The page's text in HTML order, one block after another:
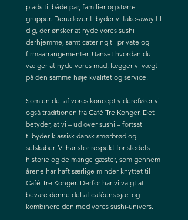
plads til både par, familier og større
grupper. Derudover tilbyder vi take-away til
dig, der ønsker at nyde vores sushi
derhjemme, samt catering til private og
firmaarrangementer. Uanset hvordan du
vælger at nyde vores mad, lægger vi vægt
på den samme høje kvalitet og service.
Som en del af vores koncept viderefører vi
også traditionen fra Café Tre Konger. Det
betyder, at vi – ud over sushi – fortsat
tilbyder klassisk dansk smørbrød og
selskaber. Vi har stor respekt for stedets
historie og de mange gæster, som gennem
årene har haft særlige minder knyttet til
Café Tre Konger. Derfor har vi valgt at
bevare denne del af caféens sjæl og
kombinere den med vores sushi-univers.